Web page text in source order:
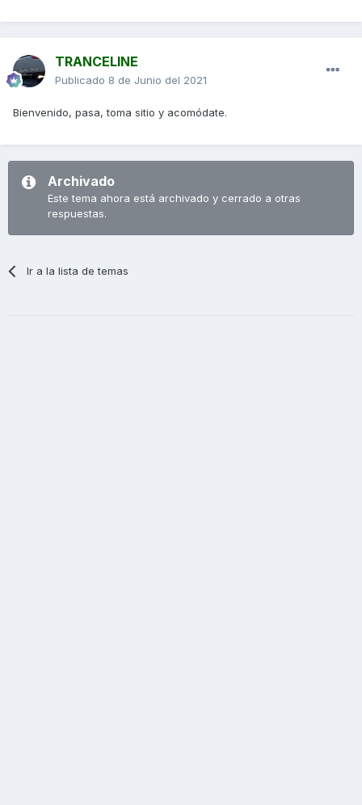
TRANCELINE
Publicado 8 de Junio del 2021
Bienvenido, pasa, toma sitio y acomódate.
Archivado
Este tema ahora está archivado y cerrado a otras
respuestas.
Ir a la lista de temas